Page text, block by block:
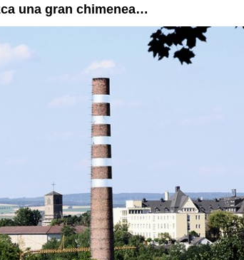
Krausuna gran chimenea…